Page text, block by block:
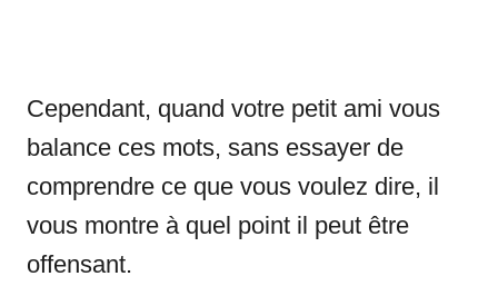
Cependant, quand votre petit ami vous
balance ces mots, sans essayer de
comprendre ce que vous voulez dire, il
vous montre à quel point il peut être
offensant.